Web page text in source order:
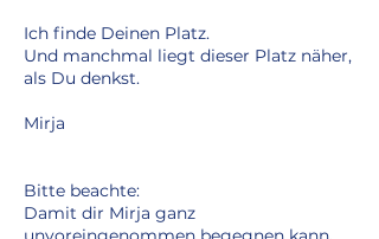
Ich finde Deinen Platz.
Und manchmal liegt dieser Platz näher,
als Du denkst.
Mirja
Bitte beachte:
Damit dir Mirja ganz